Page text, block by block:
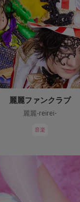
麗麗ファンクラブ
麗麗-reirei-
音楽